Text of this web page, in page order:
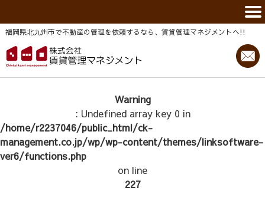
福岡県北九州市で不動産の管理を依頼するなら、賃貸管理マネジメントヘ!!
Warning
: Undefined array key 0 in
/home/r2237046/public_html/ck-
management.co.jp/wp/wp-content/themes/linksoftware-
ver6/functions.php
on line
227